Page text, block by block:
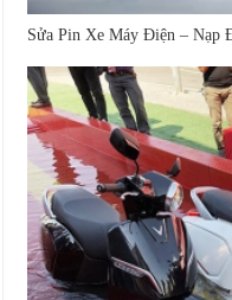
Sửa Pin Xe Máy Điện – Nạp